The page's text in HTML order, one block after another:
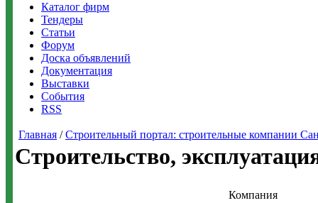
Каталог фирм
Тендеры
Статьи
Форум
Доска объявлений
Документация
Выставки
События
RSS
Главная /Строительный портал: строительные компании
Строительство,
Компания